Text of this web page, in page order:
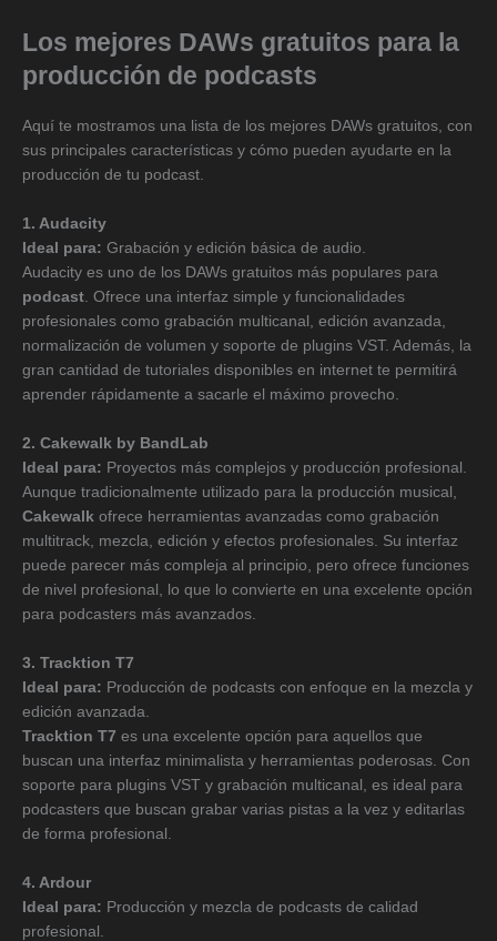
Los mejores DAWs gratuitos para la
producción de podcasts
Aquí te mostramos una lista de los mejores DAWs gratuitos, con
sus principales características y cómo pueden ayudarte en la
producción de tu podcast.
1. Audacity
Ideal para: Grabación y edición básica de audio.
Audacity es uno de los DAWs gratuitos más populares para
podcast . Ofrece una interfaz simple y funcionalidades
profesionales como grabación multicanal, edición avanzada,
normalización de volumen y soporte de plugins VST. Además, la
gran cantidad de tutoriales disponibles en internet te permitirá
aprender rápidamente a sacarle el máximo provecho.
2. Cakewalk by BandLab
Ideal para: Proyectos más complejos y producción profesional.
Aunque tradicionalmente utilizado para la producción musical,
Cakewalk ofrece herramientas avanzadas como grabación
multitrack, mezcla, edición y efectos profesionales. Su interfaz
puede parecer más compleja al principio, pero ofrece funciones
de nivel profesional, lo que lo convierte en una excelente opción
para podcasters más avanzados.
3. Tracktion T7
Ideal para: Producción de podcasts con enfoque en la mezcla y
edición avanzada.
Tracktion T7 es una excelente opción para aquellos que
buscan una interfaz minimalista y herramientas poderosas. Con
soporte para plugins VST y grabación multicanal, es ideal para
podcasters que buscan grabar varias pistas a la vez y editarlas
de forma profesional.
4. Ardour
Ideal para: Producción y mezcla de podcasts de calidad
profesional.